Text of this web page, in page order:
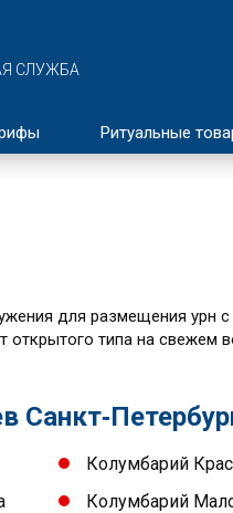
СЛУЖБА
Ритуальные
для размещения урн
типа на свежем
Колумбарий
Колумбарий